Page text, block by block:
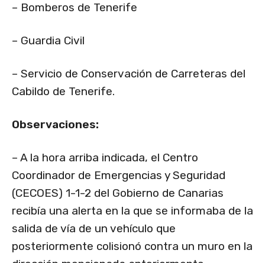
– Bomberos de Tenerife
– Guardia Civil
– Servicio de Conservación de Carreteras del
Cabildo de Tenerife.
Observaciones:
– A la hora arriba indicada, el Centro
Coordinador de Emergencias y Seguridad
(CECOES) 1-1-2 del Gobierno de Canarias
recibía una alerta en la que se informaba de la
salida de vía de un vehículo que
posteriormente colisionó contra un muro en la